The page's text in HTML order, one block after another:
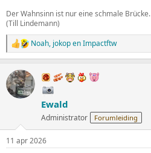
Der Wahnsinn ist nur eine schmale Brücke.
(Till Lindemann)
W
a
r
d
e
e
Noah, jokopenImpactftw
Ewald
Administrator Forumleiding
11 apr 2026